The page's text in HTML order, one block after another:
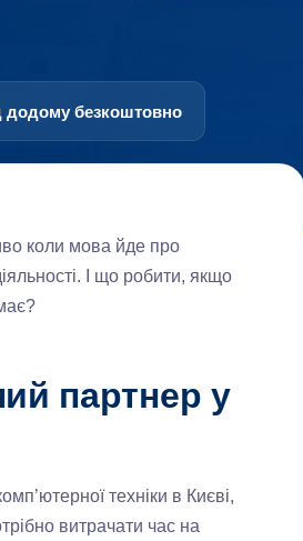
додому безкоштовно
коли мова йде про
І що робити, якщо
партнер у
техніки в Києві,
витрачати час на